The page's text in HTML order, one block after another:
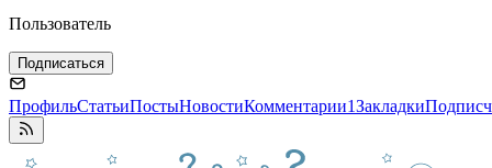
Пользователь
Подписаться
ПрофильСтатьиПостыНовостиКомментарии1Закладки